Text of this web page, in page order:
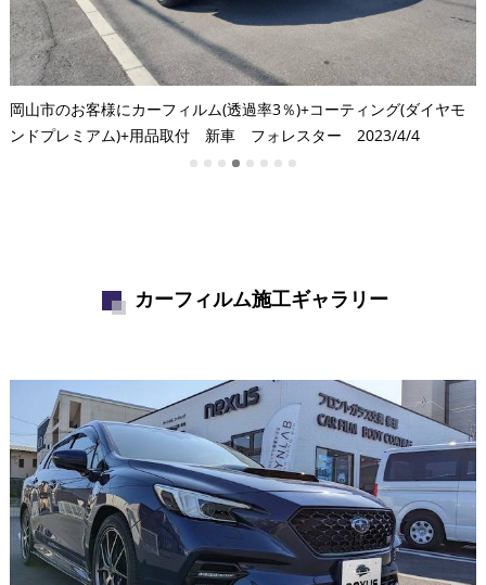
岡山市のお客様にカーフィルム(透過率3％)+コーティング(ダイヤモ
ンドプレミアム)+用品取付 新車 フォレスター 2023/4/4
カーフィルム施工ギャラリー